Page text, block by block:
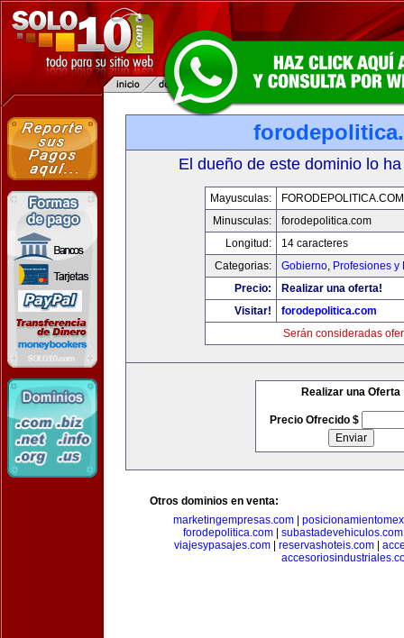
El dueño de este dominio lo
Mayusculas:
FORODEPOLITICA.COM
Minusculas:
forodepolitica.com
Longitud:
14 caracteres
Categorias:
Gobierno, Profesiones y
Precio:
Realizar una oferta!
Visitar!
forodepolitica.com
Serán consideradas
Realizar una Oferta
Precio Ofrecido $
Otros dominios en venta:
marketingempresas.com
forodepolitica.com| subastadevehiculos.com
viajesypasajes.com
reservashoteis.com